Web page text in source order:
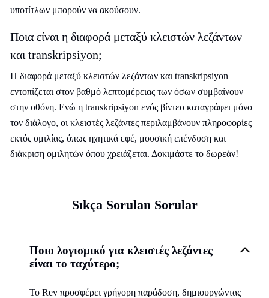
υποτίτλων μπορούν να ακούσουν.
Ποια είναι η διαφορά μεταξύ κλειστών λεζάντων
και transkripsiyon;
Η διαφορά μεταξύ κλειστών λεζάντων και transkripsiyon
εντοπίζεται στον βαθμό λεπτομέρειας των όσων συμβαίνουν
στην οθόνη. Ενώ η transkripsiyon ενός βίντεο καταγράφει μόνο
τον διάλογο, οι κλειστές λεζάντες περιλαμβάνουν πληροφορίες
εκτός ομιλίας, όπως ηχητικά εφέ, μουσική επένδυση και
διάκριση ομιλητών όπου χρειάζεται. Δοκιμάστε το δωρεάν!
Sıkça Sorulan Sorular
Ποιο λογισμικό για κλειστές λεζάντες
είναι το ταχύτερο;
Το Rev προσφέρει γρήγορη παράδοση, δημιουργώντας